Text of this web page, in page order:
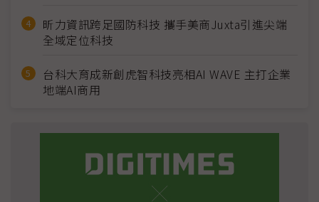
昕力資訊跨足國防科技 攜手美商Juxta引進尖端
全域定位科技
台科大育成新創虎智科技亮相AI WAVE 主打企業
地端AI商用